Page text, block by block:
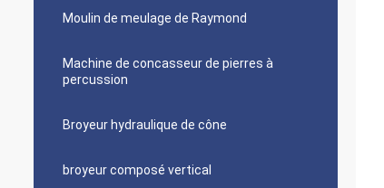
Moulin de meulage de Raymond
Machine de concasseur de pierres à
percussion
Broyeur hydraulique de cône
broyeur composé vertical